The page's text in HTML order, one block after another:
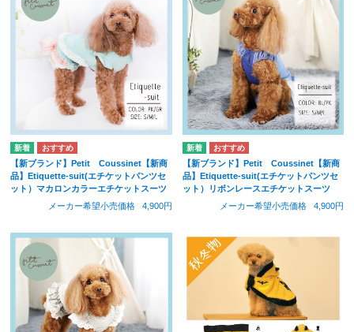
【新ブランド】Petit Coussinet【新商
品】Etiquette-suit(エチケットパンツセ
ット）マカロンカラーエチケットスーツ
メーカー希望小売価格
4,900円
【新ブランド】Petit Coussinet【新商
品】Etiquette-suit(エチケットパンツセ
ット）リボンレースエチケットスーツ
メーカー希望小売価格
4,900円